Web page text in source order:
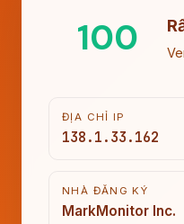
100
ĐỊA CHỈ IP
138.1.33.162
NHÀ ĐĂNG KÝ
MarkMonitor Inc.